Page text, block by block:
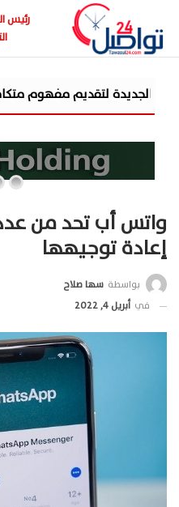
رئيس
واتس أب تحد من
إعادة توجيهها
بواسطة سها صلاح
في أبريل 4, 2022